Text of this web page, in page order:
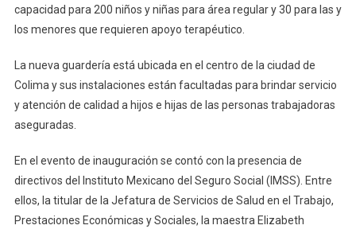
Entidad
capacidad para 200 niños y niñas para área regular y 30 para las y
los menores que requieren apoyo terapéutico.
La nueva guardería está ubicada en el centro de la ciudad de
Colima y sus instalaciones están facultadas para brindar servicio
y atención de calidad a hijos e hijas de las personas trabajadoras
aseguradas.
En el evento de inauguración se contó con la presencia de
directivos del Instituto Mexicano del Seguro Social (IMSS). Entre
ellos, la titular de la Jefatura de Servicios de Salud en el Trabajo,
Prestaciones Económicas y Sociales, la maestra Elizabeth